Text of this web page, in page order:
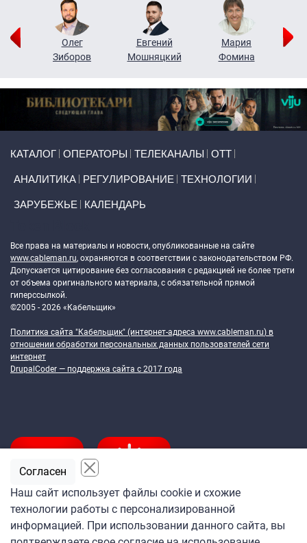
Олег
Зиборов
Евгений
Мошняцкий
Мария
Фомина
КАТАЛОГ ОПЕРАТОРЫ ТЕЛЕКАНАЛЫ ОТТ
АНАЛИТИКА РЕГУЛИРОВАНИЕ ТЕХНОЛОГИИ
ЗАРУБЕЖЬЕ КАЛЕНДАРЬ
Все права на материалы и новости, опубликованные на сайте
www.cableman.ru, охраняются в соответствии с законодательством РФ.
Допускается цитирование без согласования с редакцией не более трети
от объема оригинального материала, с обязательной прямой
гиперссылкой.
©2005 - 2026 «Кабельщик»
Политика сайта "Кабельщик" (интернет-адреса www.cableman.ru) в
отношении обработки персональных данных пользователей сети
интернет
DrupalCoder — поддержка сайта c 2017 года
Подпишитесь
на ежедневную рассылку
Наш сайт использует файлы cookie и схожие
технологии работы с персонализированной
информацией. При использовании данного сайта, вы
Согласен